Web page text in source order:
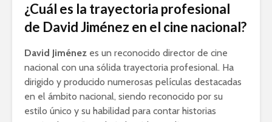
¿Cuál es la trayectoria profesional
de David Jiménez en el cine nacional?
David Jiménez es un reconocido director de cine
nacional con una sólida trayectoria profesional. Ha
dirigido y producido numerosas películas destacadas
en el ámbito nacional, siendo reconocido por su
estilo único y su habilidad para contar historias